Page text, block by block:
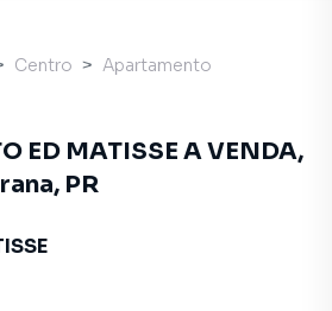
Centro
Apartamento
ED MATISSE A VENDA,
PR